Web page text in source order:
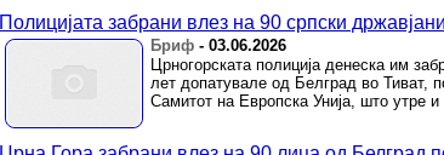
Полицијата забрани влез на 90 српски
Бриф - 03.06.2026
Црногорската полиција денеска им
лет допатувале од Белград во Тиват,
Самитот на Европска Унија, што утре